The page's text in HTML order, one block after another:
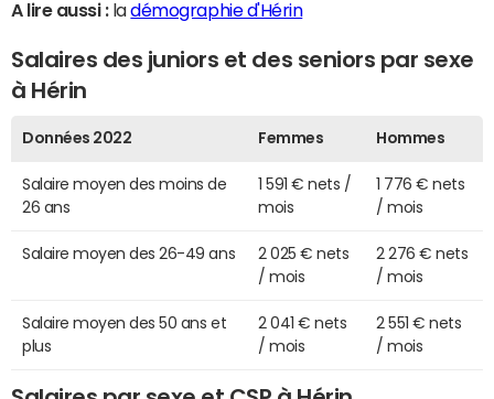
A lire aussi :ladémographie d'Hérin
Salaires des juniors et des seniors par sexe
à Hérin
Données 2022 Femmes Hommes
Salaire moyen des moins de
26 ans
1 591 € nets /
mois
1 776 € nets
/ mois
Salaire moyen des 26-49 ans
2 025 € nets
/ mois
2 276 € nets
/ mois
Salaire moyen des 50 ans et
plus
2 041 € nets
/ mois
2 551 € nets
/ mois